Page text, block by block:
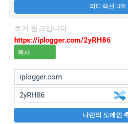
리디렉션
로거 링크입니다
https://iplogger.com/2yRH86
복사
나만의 도메인